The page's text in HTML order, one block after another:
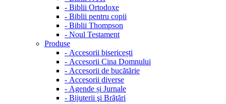
- Biblii Ortodoxe
- Biblii pentru copii
- Biblii Thompson
- Noul Testament
Produse
- Accesorii bisericești
- Accesorii Cina Domnului
- Accesorii de bucătărie
- Accesorii diverse
- Agende și Jurnale
- Bijuterii şi Brăţări